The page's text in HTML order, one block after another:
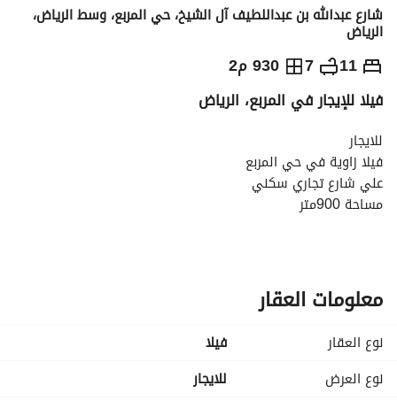
شارع عبدالله بن عبداللطيف آل الشيخ، حي المربع، وسط الرياض،
الرياض
11
7 930 م2 ⃁
400,000سنوياً
الإعلان الاماكن القريبة
فيلا للإيجار في المربع، الرياض
للايجار
فيلا زاوية في حي المربع
علي شارع تجاري سكني
مساحة 900متر
ثلاث مداخل للفيلا
تقريبا 22غرفة
الايجار
عقد واحد 400الف
معلومات العقار
نوع العقار
فیلا
نوع العرض
للايجار